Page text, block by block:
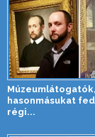
hasonmásukat
régi...